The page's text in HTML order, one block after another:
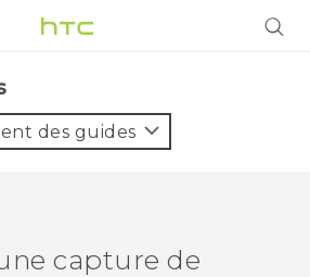
des guides
capture de